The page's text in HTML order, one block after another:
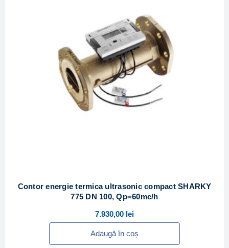
Contor energie termica ultrasonic compact SHARKY
775 DN 100, Qp=60mc/h
7.930,00 lei
Adaugă în coș